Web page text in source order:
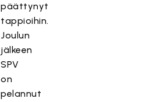
päättynyt
tappioihin.
Joulun
jälkeen
SPV
on
pelannut